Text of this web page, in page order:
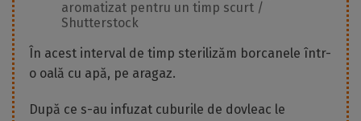
aromatizat pentru un timp scurt /
Shutterstock
În acest interval de timp sterilizăm borcanele într-
o oală cu apă, pe aragaz.
După ce s-au infuzat cuburile de dovleac le